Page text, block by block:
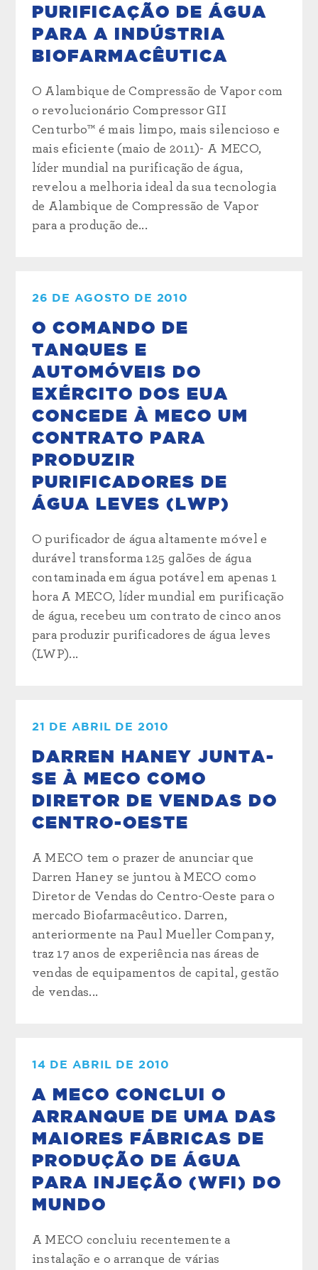
PURIFICAÇÃO DE ÁGUA
PARA A INDÚSTRIA
BIOFARMACÊUTICA
O Alambique de Compressão de Vapor com
o revolucionário Compressor GII
Centurbo™ é mais limpo, mais silencioso e
mais eficiente (maio de 2011)- A MECO,
líder mundial na purificação de água,
revelou a melhoria ideal da sua tecnologia
de Alambique de Compressão de Vapor
para a produção de...
26 DE AGOSTO DE 2010
O COMANDO DE
TANQUES E
AUTOMÓVEIS DO
EXÉRCITO DOS EUA
CONCEDE À MECO UM
CONTRATO PARA
PRODUZIR
PURIFICADORES DE
ÁGUA LEVES (LWP)
O purificador de água altamente móvel e
durável transforma 125 galões de água
contaminada em água potável em apenas 1
hora A MECO, líder mundial em purificação
de água, recebeu um contrato de cinco anos
para produzir purificadores de água leves
(LWP)...
21 DE ABRIL DE 2010
DARREN HANEY JUNTA-
SE À MECO COMO
DIRETOR DE VENDAS DO
CENTRO-OESTE
A MECO tem o prazer de anunciar que
Darren Haney se juntou à MECO como
Diretor de Vendas do Centro-Oeste para o
mercado Biofarmacêutico. Darren,
anteriormente na Paul Mueller Company,
traz 17 anos de experiência nas áreas de
vendas de equipamentos de capital, gestão
de vendas...
14 DE ABRIL DE 2010
A MECO CONCLUI O
ARRANQUE DE UMA DAS
MAIORES FÁBRICAS DE
PRODUÇÃO DE ÁGUA
PARA INJEÇÃO (WFI) DO
MUNDO
A MECO concluiu recentemente a
instalação e o arranque de várias